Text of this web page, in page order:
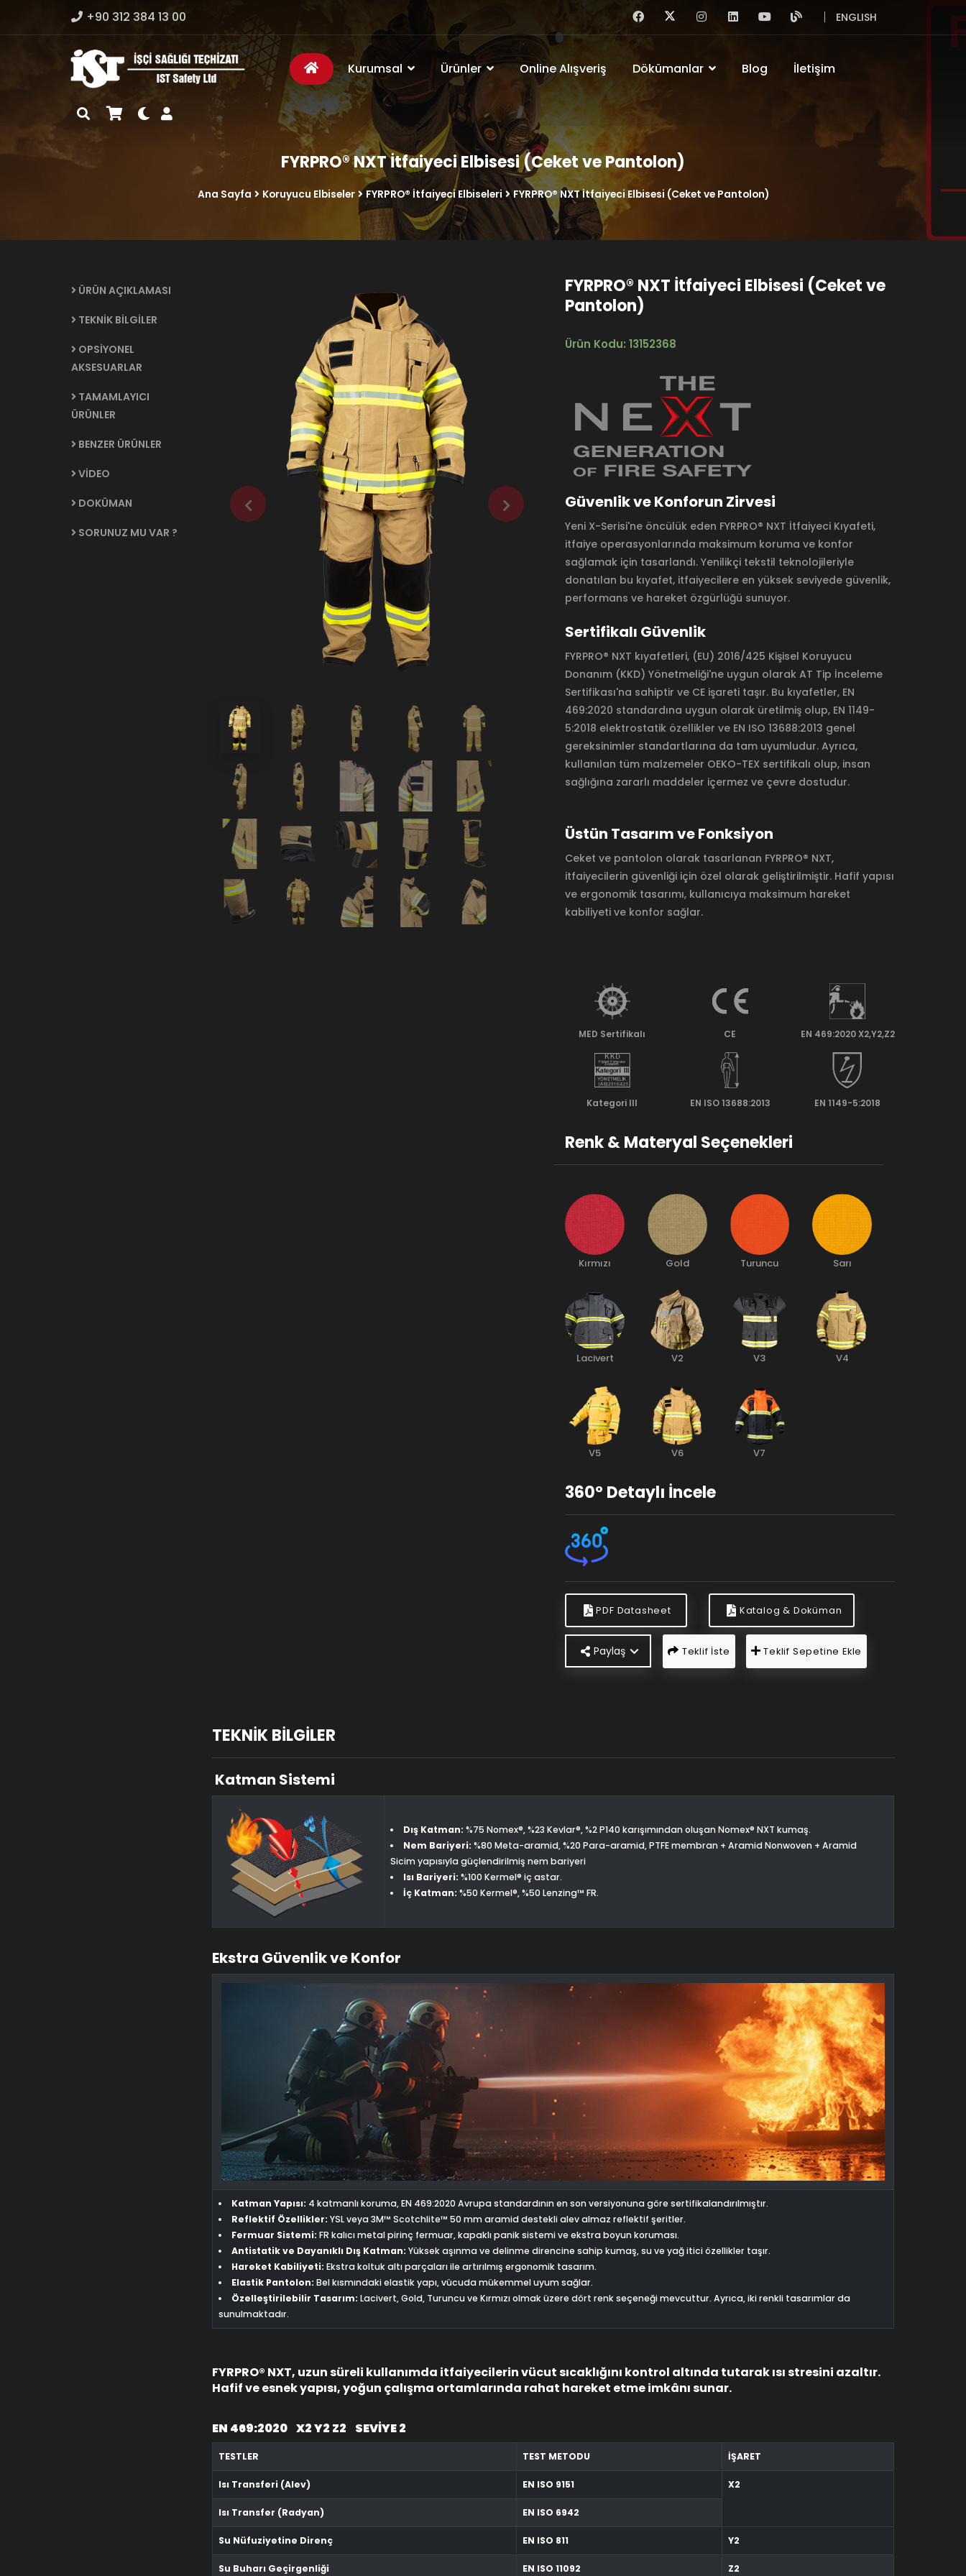
+90 312 384 13 00 ENGLISH
Kurumsal Ürünler Online Alışveriş Dökümanlar Blog İletişim
FYRPRO® NXT İtfaiyeci Elbisesi (Ceket ve Pantolon)
Ana Sayfa Koruyucu Elbiseler FYRPRO® İtfaiyeci Elbiseleri FYRPRO® NXT İtfaiyeci Elbisesi (Ceket ve Pantolon)
ÜRÜN AÇIKLAMASI
TEKNİK BİLGİLER
OPSİYONEL
AKSESUARLAR
TAMAMLAYICI
ÜRÜNLER
BENZER ÜRÜNLER
VİDEO
DOKÜMAN
SORUNUZ MU VAR ?
FYRPRO® NXT İtfaiyeci Elbisesi (Ceket ve
Pantolon)
Ürün Kodu: 13152368
Güvenlik ve Konforun Zirvesi
Yeni X-Serisi'ne öncülük eden FYRPRO® NXT İtfaiyeci Kıyafeti,
itfaiye operasyonlarında maksimum koruma ve konfor
sağlamak için tasarlandı. Yenilikçi tekstil teknolojileriyle
donatılan bu kıyafet, itfaiyecilere en yüksek seviyede güvenlik,
performans ve hareket özgürlüğü sunuyor.
Sertifikalı Güvenlik
FYRPRO® NXT kıyafetleri, (EU) 2016/425 Kişisel Koruyucu
Donanım (KKD) Yönetmeliği'ne uygun olarak AT Tip İnceleme
Sertifikası'na sahiptir ve CE işareti taşır. Bu kıyafetler, EN
469:2020 standardına uygun olarak üretilmiş olup, EN 1149-
5:2018 elektrostatik özellikler ve EN ISO 13688:2013 genel
gereksinimler standartlarına da tam uyumludur. Ayrıca,
kullanılan tüm malzemeler OEKO-TEX sertifikalı olup, insan
sağlığına zararlı maddeler içermez ve çevre dostudur.
Üstün Tasarım ve Fonksiyon
Ceket ve pantolon olarak tasarlanan FYRPRO® NXT,
itfaiyecilerin güvenliği için özel olarak geliştirilmiştir. Hafif yapısı
ve ergonomik tasarımı, kullanıcıya maksimum hareket
kabiliyeti ve konfor sağlar.
MED Sertifikalı CE EN 469:2020 X2,Y2,Z2
Kategori lll EN ISO 13688:2013 EN 1149-5:2018
Renk & Materyal Seçenekleri
Kırmızı Gold Turuncu Sarı
Lacivert V2 V3 V4
V5 V6 V7
360° Detaylı İncele
PDF Datasheet Katalog & Doküman
Paylaş Teklif İste Teklif Sepetine Ekle
TEKNİK BİLGİLER
Katman Sistemi
Dış Katman: %75 Nomex®, %23 Kevlar®, %2 P140 karışımından oluşan Nomex®️ NXT kumaş.
Nem Bariyeri: %80 Meta-aramid, %20 Para-aramid, PTFE membran + Aramid Nonwoven + Aramid
Sicim yapısıyla güçlendirilmiş nem bariyeri
Isı Bariyeri: %100 Kermel® iç astar.
İç Katman: %50 Kermel®, %50 Lenzing™ FR.
Ekstra Güvenlik ve Konfor
Katman Yapısı: 4 katmanlı koruma, EN 469:2020 Avrupa standardının en son versiyonuna göre sertifikalandırılmıştır.
Reflektif Özellikler: YSL veya 3M™ Scotchlite™ 50 mm aramid destekli alev almaz reflektif şeritler.
Fermuar Sistemi: FR kalıcı metal pirinç fermuar, kapaklı panik sistemi ve ekstra boyun koruması.
Antistatik ve Dayanıklı Dış Katman: Yüksek aşınma ve delinme direncine sahip kumaş, su ve yağ itici özellikler taşır.
Hareket Kabiliyeti: Ekstra koltuk altı parçaları ile artırılmış ergonomik tasarım.
Elastik Pantolon: Bel kısmındaki elastik yapı, vücuda mükemmel uyum sağlar.
Özelleştirilebilir Tasarım: Lacivert, Gold, Turuncu ve Kırmızı olmak üzere dört renk seçeneği mevcuttur. Ayrıca, iki renkli tasarımlar da
sunulmaktadır.
FYRPRO® NXT, uzun süreli kullanımda itfaiyecilerin vücut sıcaklığını kontrol altında tutarak ısı stresini azaltır.
Hafif ve esnek yapısı, yoğun çalışma ortamlarında rahat hareket etme imkânı sunar.
EN 469:2020 X2 Y2 Z2 SEVİYE 2
TESTLER TEST METODU İŞARET
Isı Transferi (Alev) EN ISO 9151 X2
Isı Transfer (Radyan) EN ISO 6942
Su Nüfuziyetine Direnç EN ISO 811 Y2
Su Buharı Geçirgenliği EN ISO 11092 Z2